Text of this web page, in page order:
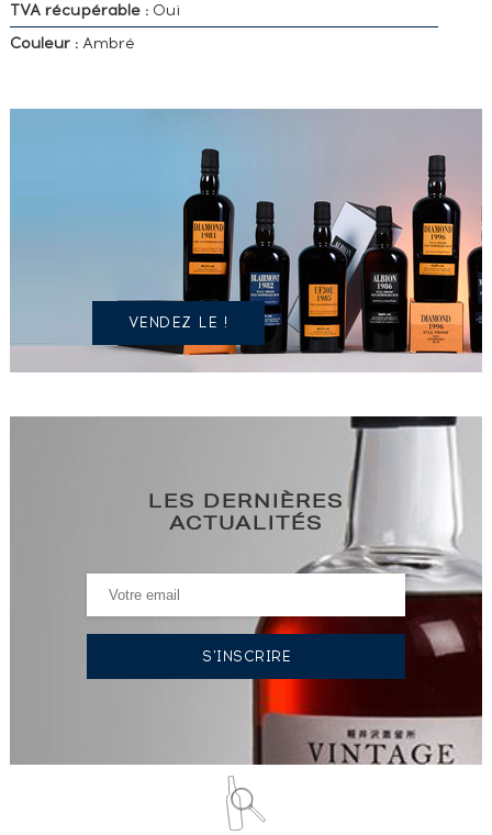
TVA récupérable :Oui
Couleur :Ambré
POSSÉDEZ
SPIRITUEUX
IDENTIQUE
VENDEZ LE !
LES DERNIÈRES
ACTUALITÉS